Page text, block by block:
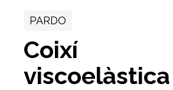
PARDO
Coixí
viscoelàstica